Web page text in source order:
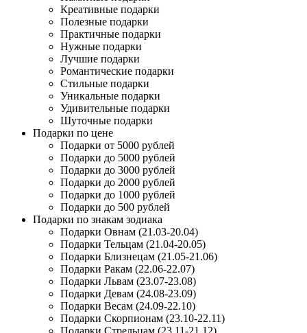
Креативные подарки
Полезные подарки
Практичные подарки
Нужные подарки
Лучшие подарки
Романтические подарки
Стильные подарки
Уникальные подарки
Удивительные подарки
Шуточные подарки
Подарки по цене
Подарки от 5000 рублей
Подарки до 5000 рублей
Подарки до 3000 рублей
Подарки до 2000 рублей
Подарки до 1000 рублей
Подарки до 500 рублей
Подарки по знакам зодиака
Подарки Овнам (21.03-20.04)
Подарки Тельцам (21.04-20.05)
Подарки Близнецам (21.05-21.06)
Подарки Ракам (22.06-22.07)
Подарки Львам (23.07-23.08)
Подарки Девам (24.08-23.09)
Подарки Весам (24.09-22.10)
Подарки Скорпионам (23.10-22.11)
Подарки Стрельцам (23.11-21.12)